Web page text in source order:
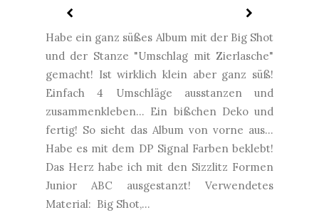
Habe ein ganz süßes Album mit der Big Shot
und der Stanze "Umschlag mit Zierlasche"
gemacht! Ist wirklich klein aber ganz süß!
Einfach 4 Umschläge ausstanzen und
zusammenkleben... Ein bißchen Deko und
fertig! So sieht das Album von vorne aus...
Habe es mit dem DP Signal Farben beklebt!
Das Herz habe ich mit den Sizzlitz Formen
Junior ABC ausgestanzt! Verwendetes
Material: Big Shot,...